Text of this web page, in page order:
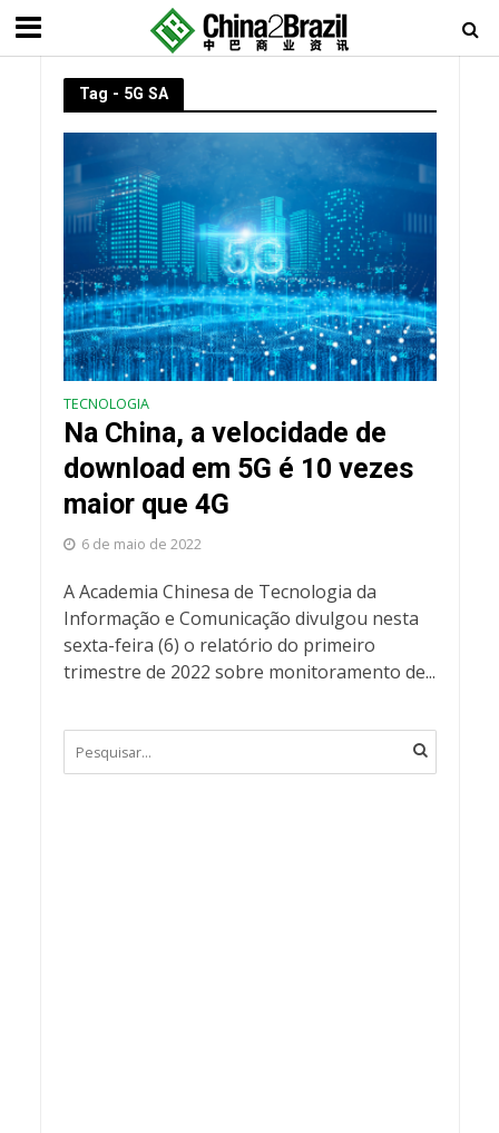
Tag - 5G SA
TECNOLOGIA
Na China, a velocidade de
download em 5G é 10 vezes
maior que 4G
6 de maio de 2022
A Academia Chinesa de Tecnologia da
Informação e Comunicação divulgou nesta
sexta-feira (6) o relatório do primeiro
trimestre de 2022 sobre monitoramento de...